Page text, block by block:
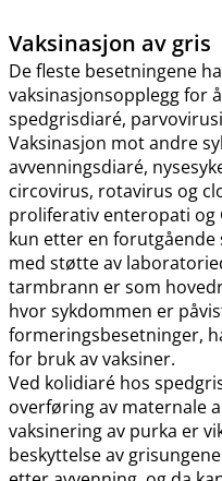
Vaksinasjon av gris
De fleste besetningene
vaksinasjonsopplegg for
spedgrisdiaré,
Vaksinasjon mot andre
avvenningsdiaré,
circovirus, rotavirus og
proliferativ enteropati og
kun etter en
med støtte av
tarmbrann er som
hvor sykdommen er
formeringsbesetninger,
for bruk av vaksiner.
Ved kolidiaré hos
overføring av maternale
vaksinering av purka er
beskyttelse av